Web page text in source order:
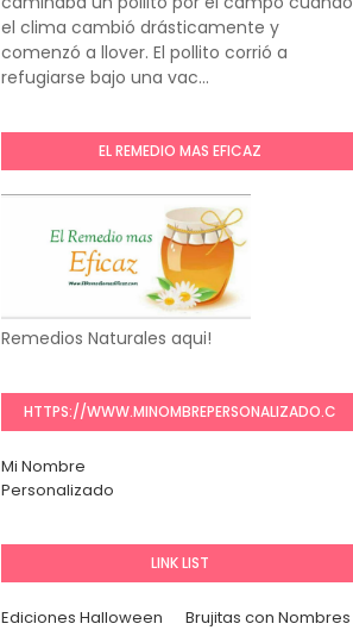
el clima cambió drásticamente y
comenzó a llover. El pollito corrió a
refugiarse bajo una vac...
EL REMEDIO MAS EFICAZ
Remedios Naturales aqui!
HTTPS://WWW.MINOMBREPERSONALIZADO.C
Mi Nombre
Personalizado
LINK LIST
Ediciones Halloween
Brujitas con Nombres